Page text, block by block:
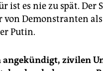
ist es nie zu spät. Der
von Demonstranten
Putin.
angekündigt, zivilen